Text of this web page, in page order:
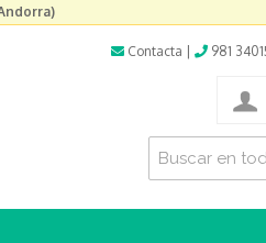
Contacta 981